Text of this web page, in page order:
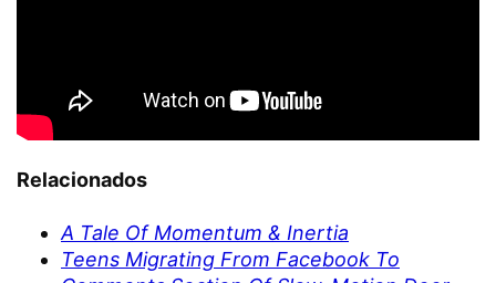
Relacionados
A Tale Of Momentum & Inertia
Teens Migrating From Facebook To